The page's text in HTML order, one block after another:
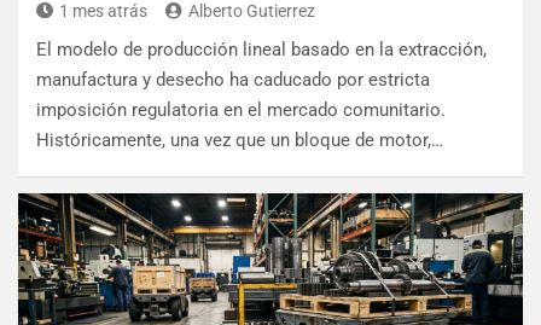
1 mes atrás Alberto Gutierrez
El modelo de producción lineal basado en la extracción,
manufactura y desecho ha caducado por estricta
imposición regulatoria en el mercado comunitario.
Históricamente, una vez que un bloque de motor,…